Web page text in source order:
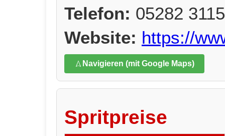
Telefon: 05282 3115
Website: https://
Navigieren (mit Google Maps)
Spritpreise